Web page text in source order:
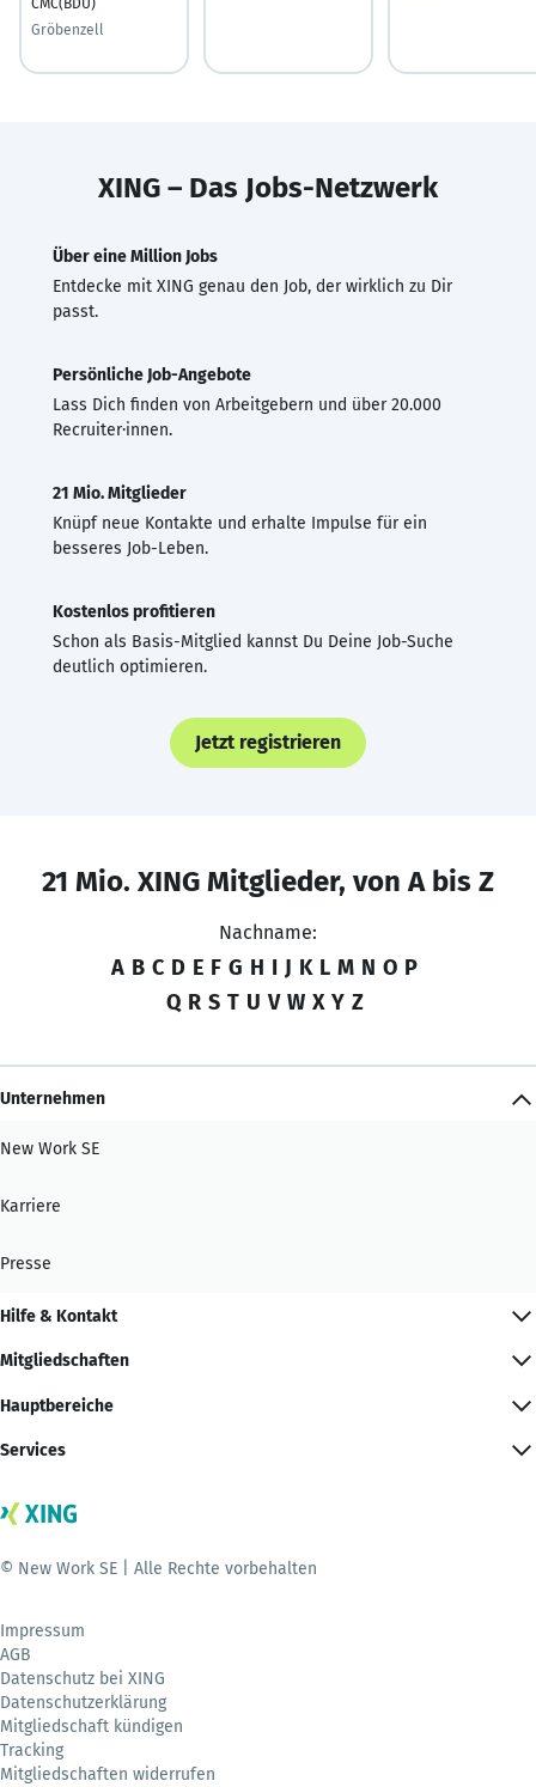
Gröbenzell
XING – Das Jobs-Netzwerk
Über eine Million Jobs
Entdecke mit XING genau den Job, der wirklich zu Dir
passt.
Persönliche Job-Angebote
Lass Dich finden von Arbeitgebern und über 20.000
Recruiter·innen.
21 Mio. Mitglieder
Knüpf neue Kontakte und erhalte Impulse für ein
besseres Job-Leben.
Kostenlos profitieren
Schon als Basis-Mitglied kannst Du Deine Job-Suche
deutlich optimieren.
Jetzt registrieren
21 Mio. XING Mitglieder, von A bis Z
Nachname:
A B C D E F G H I J K L M N O P
Q R S T U V W X Y Z
Unternehmen
New Work SE
Karriere
Presse
Hilfe & Kontakt
Mitgliedschaften
Hauptbereiche
Services
© New Work SE | Alle Rechte vorbehalten
Impressum
AGB
Datenschutz bei XING
Datenschutzerklärung
Mitgliedschaft kündigen
Tracking
Mitgliedschaften widerrufen